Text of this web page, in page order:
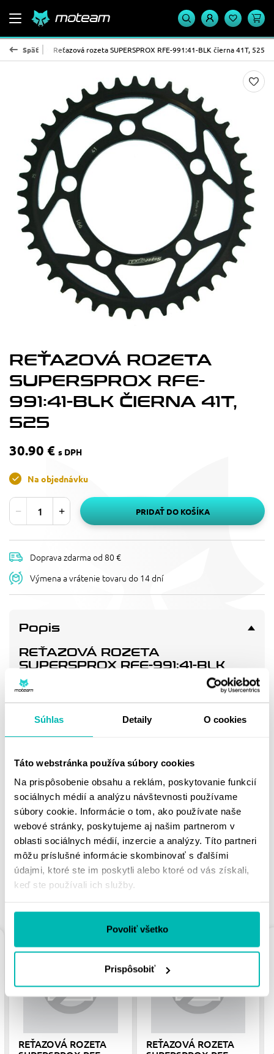
Súhlas Detaily O cookies
Táto webstránka používa súbory cookies
Na prispôsobenie obsahu a reklám, poskytovanie funkcií
sociálnych médií a analýzu návštevnosti používame
súbory cookie. Informácie o tom, ako používate naše
webové stránky, poskytujeme aj našim partnerom v
oblasti sociálnych médií, inzercie a analýzy. Títo partneri
môžu príslušné informácie skombinovať s ďalšími
údajmi, ktoré ste im poskytli alebo ktoré od vás získali,
keď ste používali ich služby.
Povoliť všetko
Prispôsobiť
Späť
- oceľ Reťazová rozeta SUPERSPROX RFE-991:41-BLK čierna 41T, 525
REŤAZOVÁ ROZETA
SUPERSPROX RFE-
991:41-BLK ČIERNA 41T,
525
30.90 € s DPH
Na objednávku
PRIDAŤ DO KOŠÍKA
Doprava zdarma od 80 €
Výmena a vrátenie tovaru do 14 dní
Popis
REŤAZOVÁ ROZETA
SUPERSPROX RFE-991:41-BLK
ČIERNA 41T, 525
Pevnější zuby = vyšší životnost řetězové sady až o 10%.
Rozeta 41z, řetěz 525.
MOHLO BY SA VÁM
PÁČIŤ
REŤAZOVÁ ROZETA
REŤAZOVÁ ROZETA